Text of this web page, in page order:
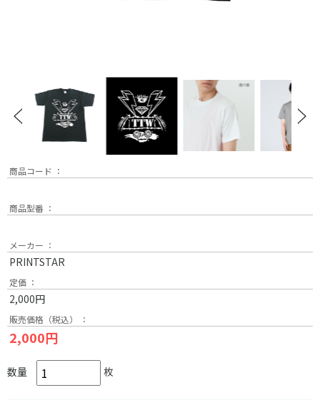
商品コード ：
商品型番 ：
メーカー ：
PRINTSTAR
定価 ：
2,000円
販売価格（税込） ：
2,000円
数量 枚